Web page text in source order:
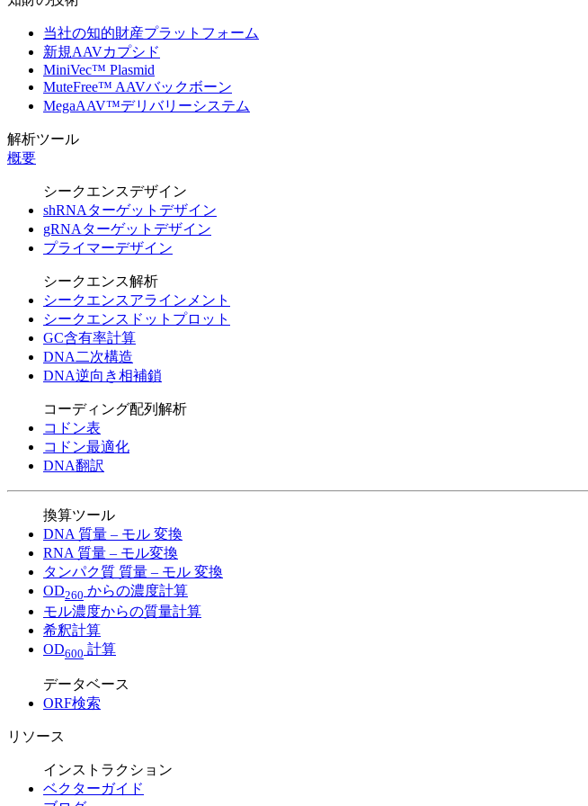
当社の知的財産プラットフォーム
新規AAVカプシド
MiniVec™ Plasmid
MuteFree™ AAVバックボーン
MegaAAV™デリバリーシステム
解析ツール
概要
シークエンスデザイン
shRNAターゲットデザイン
gRNAターゲットデザイン
プライマーデザイン
シークエンス解析
シークエンスアラインメント
シークエンスドットプロット
GC含有率計算
DNA二次構造
DNA逆向き相補鎖
コーディング配列解析
コドン表
コドン最適化
DNA翻訳
換算ツール
DNA 質量 – モル 変換
RNA 質量 – モル変換
タンパク質 質量 – モル 変換
OD260 からの濃度計算
モル濃度からの質量計算
希釈計算
OD600 計算
データベース
ORF検索
リソース
インストラクション
ベクターガイド